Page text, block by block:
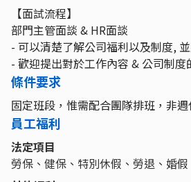
【面試流程】
部門主管面談 & HR面談
- 可以清楚了解公司福利以及制度,
- 歡迎提出對於工作內容 & 公司制度
條件要求
固定班段，惟需配合團隊排班，非週
員工福利
法定項目
勞保、健保、特別休假、勞退、婚假